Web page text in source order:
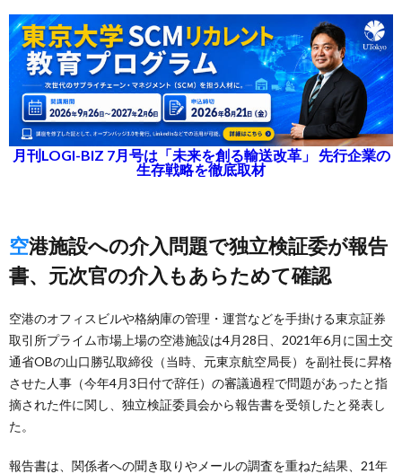
月刊LOGI-BIZ 7月号は「未来を創る輸送改革」 先行企業の
生存戦略を徹底取材
空港施設への介入問題で独立検証委が報告
書、元次官の介入もあらためて確認
空港のオフィスビルや格納庫の管理・運営などを手掛ける東京証券
取引所プライム市場上場の空港施設は4月28日、2021年6月に国土交
通省OBの山口勝弘取締役（当時、元東京航空局長）を副社長に昇格
させた人事（今年4月3日付で辞任）の審議過程で問題があったと指
摘された件に関し、独立検証委員会から報告書を受領したと発表し
た。
報告書は、関係者への聞き取りやメールの調査を重ねた結果、21年